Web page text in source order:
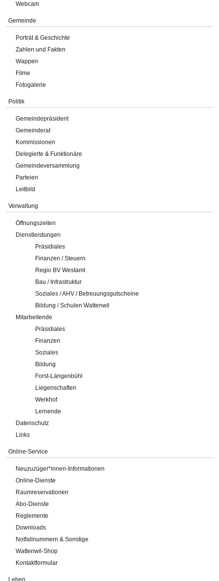
Webcam
Gemeinde
Porträt & Geschichte
Zahlen und Fakten
Wappen
Filme
Fotogalerie
Politik
Gemeindepräsident
Gemeinderat
Kommissionen
Delegierte & Funktionäre
Gemeindeversammlung
Parteien
Leitbild
Verwaltung
Öffnungszeiten
Dienstleistungen
Präsidiales
Finanzen / Steuern
Regio BV Westamt
Bau / Infrastruktur
Soziales / AHV / Betreuungsgutscheine
Bildung / Schulen Wattenwil
Mitarbeitende
Präsidiales
Finanzen
Soziales
Bildung
Forst-Längenbühl
Liegenschaften
Werkhof
Lernende
Datenschutz
Links
Online-Service
Neuzuzüger*innen-Informationen
Online-Dienste
Raumreservationen
Abo-Dienste
Reglemente
Downloads
Notfallnummern & Sonstige
Wattenwil-Shop
Kontaktformular
Leben